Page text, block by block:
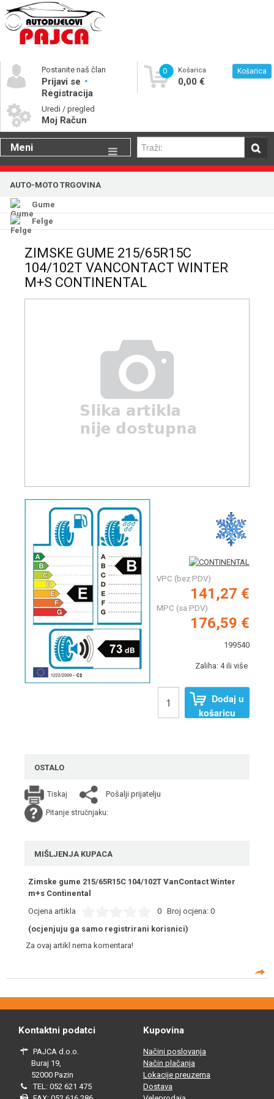
Postanite naš član
Prijavi se
Registracija
Uredi / pregled
Moj Račun
0 Košarica
0,00 €
Košarica
Meni
Gume
Katalog rezervnih dijelova
AUTO-MOTO TRGOVINA
Gume
Felge
ZIMSKE GUME 215/65R15C
104/102T VANCONTACT WINTER
M+S CONTINENTAL
VPC (bez PDV)
141,27 €
MPC (sa PDV)
176,59 €
199540
Zaliha: 4 ili više
Dodaj u
košaricu
OSTALO
Tiskaj Pošalji prijatelju
Pitanje stručnjaku:
MIŠLJENJA KUPACA
Zimske gume 215/65R15C 104/102T VanContact Winter
m+s Continental
Ocjena artikla
0 Broj ocjena: 0
(ocjenjuju ga samo registrirani korisnici)
Za ovaj artikl nema komentara!
Kontaktni podatci
PAJCA d.o.o.
Buraj 19,
52000 Pazin
TEL: 052 621 475
Kupovina
Načini poslovanja
Način plačanja
Lokacije preuzema
Dostava